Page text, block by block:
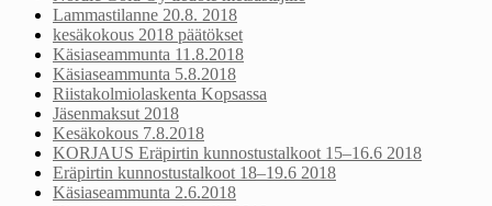
Lammastilanne 20.8. 2018
kesäkokous 2018 päätökset
Käsiaseammunta 11.8.2018
Käsiaseammunta 5.8.2018
Riistakolmiolaskenta Kopsassa
Jäsenmaksut 2018
Kesäkokous 7.8.2018
KORJAUS Eräpirtin kunnostustalkoot 15–16.6 2018
Eräpirtin kunnostustalkoot 18–19.6 2018
Käsiaseammunta 2.6.2018